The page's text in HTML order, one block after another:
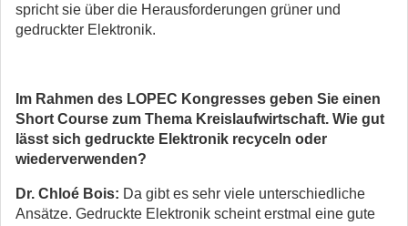
spricht sie über die Herausforderungen grüner und
gedruckter Elektronik.
Im Rahmen des LOPEC Kongresses geben Sie einen
Short Course zum Thema Kreislaufwirtschaft. Wie gut
lässt sich gedruckte Elektronik recyceln oder
wiederverwenden?
Dr. Chloé Bois: Da gibt es sehr viele unterschiedliche
Ansätze. Gedruckte Elektronik scheint erstmal eine gute